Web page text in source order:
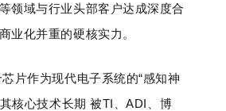
等领域与行业头部客户达成深度合
业化并重的硬核实力。
片作为现代电子系统的“感知神
其核心技术长期 被TI、ADI、博